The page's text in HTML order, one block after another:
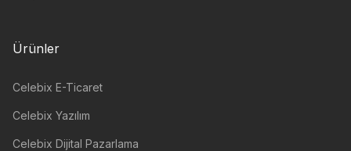
Ürünler
Celebix E-Ticaret
Celebix Yazılım
Celebix Dijital Pazarlama